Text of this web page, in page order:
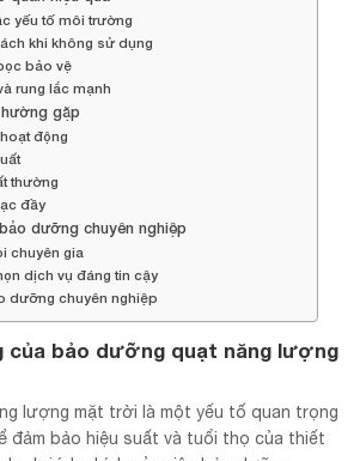
yếu tố môi trường
khi không sử dụng
bảo vệ
rung lắc mạnh
gặp
động
thường
đầy
dưỡng chuyên nghiệp
chuyên gia
dịch vụ đáng tin cậy
dưỡng chuyên nghiệp
của bảo dưỡng quạt năng lượng
lượng mặt trời là một yếu tố quan trọng
đảm bảo hiệu suất và tuổi thọ của thiết